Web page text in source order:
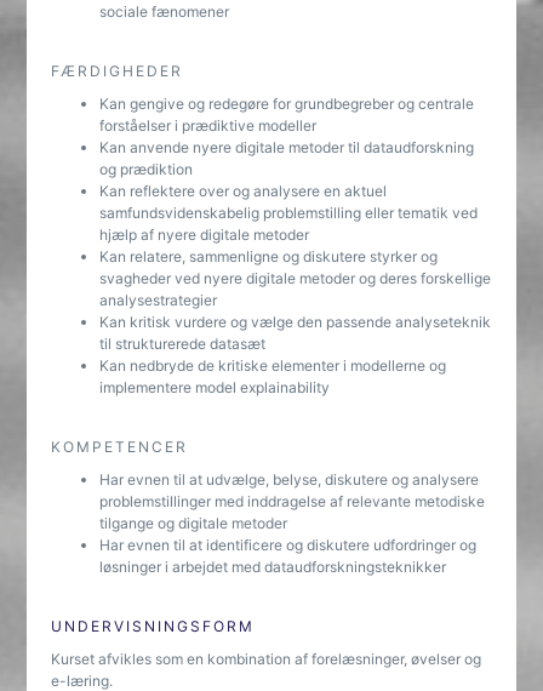
sociale fænomener
FÆRDIGHEDER
Kan gengive og redegøre for grundbegreber og centrale
forståelser i prædiktive modeller
Kan anvende nyere digitale metoder til dataudforskning
og prædiktion
Kan reflektere over og analysere en aktuel
samfundsvidenskabelig problemstilling eller tematik ved
hjælp af nyere digitale metoder
Kan relatere, sammenligne og diskutere styrker og
svagheder ved nyere digitale metoder og deres forskellige
analysestrategier
Kan kritisk vurdere og vælge den passende analyseteknik
til strukturerede datasæt
Kan nedbryde de kritiske elementer i modellerne og
implementere model explainability
KOMPETENCER
Har evnen til at udvælge, belyse, diskutere og analysere
problemstillinger med inddragelse af relevante metodiske
tilgange og digitale metoder
Har evnen til at identificere og diskutere udfordringer og
løsninger i arbejdet med dataudforskningsteknikker
UNDERVISNINGSFORM
Kurset afvikles som en kombination af forelæsninger, øvelser og
e-læring.